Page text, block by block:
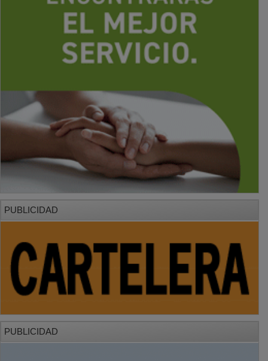
PUBLICIDAD
PUBLICIDAD